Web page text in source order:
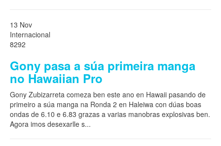
13 Nov
Internacional
8292
Gony pasa a súa primeira manga
no Hawaiian Pro
Gony Zubizarreta comeza ben este ano en Hawaii pasando de
primeiro a súa manga na Ronda 2 en Haleiwa con dúas boas
ondas de 6.10 e 6.83 grazas a varias manobras explosivas ben.
Agora imos desexarlle s...